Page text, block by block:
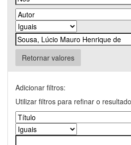
Retornar valores
Adicionar filtros:
Utilizar filtros para refinar o